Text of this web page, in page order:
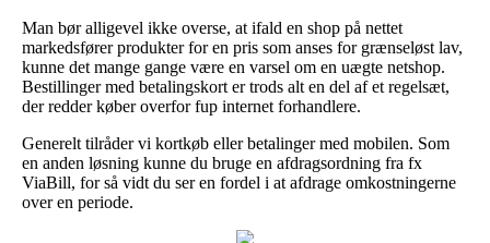
Man bør alligevel ikke overse, at ifald en shop på nettet
markedsfører produkter for en pris som anses for grænseløst lav,
kunne det mange gange være en varsel om en uægte netshop.
Bestillinger med betalingskort er trods alt en del af et regelsæt,
der redder køber overfor fup internet forhandlere.
Generelt tilråder vi kortkøb eller betalinger med mobilen. Som
en anden løsning kunne du bruge en afdragsordning fra fx
ViaBill, for så vidt du ser en fordel i at afdrage omkostningerne
over en periode.